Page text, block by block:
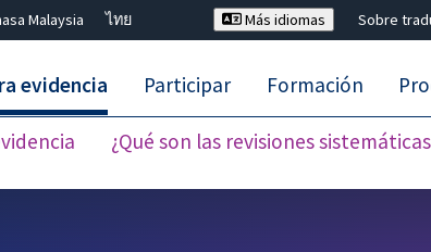
Malaysia
ไทย
Más idiomas Sobre
evidencia
¿Qué son las revisiones
Participar Formación